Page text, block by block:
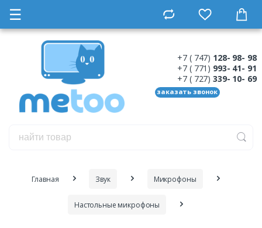
☰
+7 ( 747) 128- 98- 98
+7 ( 771) 993- 41- 91
+7 ( 727) 339- 10- 69
заказать звонок
Главная Звук Микрофоны
Настольные микрофоны